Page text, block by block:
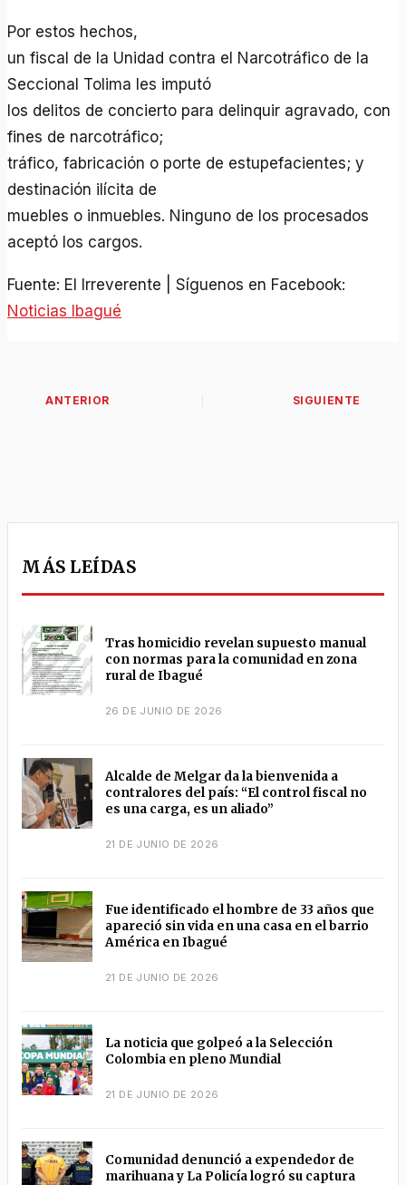
Por estos hechos,
un fiscal de la Unidad contra el Narcotráfico de la
Seccional Tolima les imputó
los delitos de concierto para delinquir agravado, con
fines de narcotráfico;
tráfico, fabricación o porte de estupefacientes; y
destinación ilícita de
muebles o inmuebles. Ninguno de los procesados
aceptó los cargos.
Fuente: El Irreverente | Síguenos en Facebook:
Noticias Ibagué
MÁS LEÍDAS
Tras homicidio revelan supuesto manual
con normas para la comunidad en zona
rural de Ibagué
26 DE JUNIO DE 2026
Alcalde de Melgar da la bienvenida a
contralores del país: “El control fiscal no
es una carga, es un aliado”
21 DE JUNIO DE 2026
Fue identificado el hombre de 33 años que
apareció sin vida en una casa en el barrio
América en Ibagué
21 DE JUNIO DE 2026
La noticia que golpeó a la Selección
Colombia en pleno Mundial
21 DE JUNIO DE 2026
Comunidad denunció a expendedor de
marihuana y La Policía logró su captura